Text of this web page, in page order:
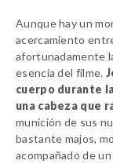
Aunque hay un
acercamiento
afortunadamente
esencia del filme.
cuerpo durante
una cabeza que
munición de sus
bastante majos,
acompañado de